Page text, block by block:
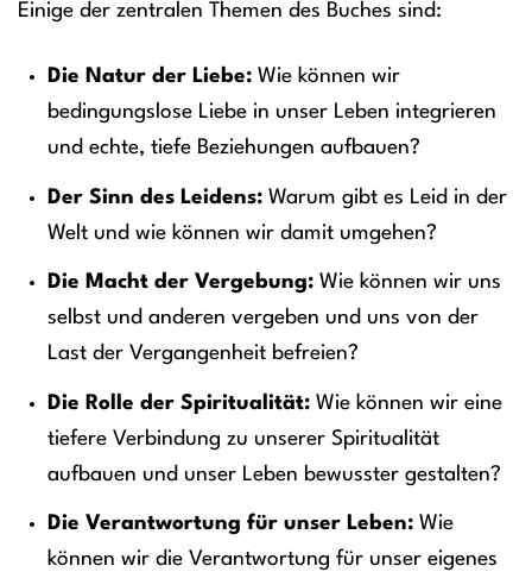
Einige der zentralen Themen des Buches sind:
Die Natur der Liebe:Wie können wir
bedingungslose Liebe in unser Leben integrieren
und echte, tiefe Beziehungen aufbauen?
Der Sinn des Leidens:Warum gibt es Leid in der
Welt und wie können wir damit umgehen?
Die Macht der Vergebung:Wie können wir uns
selbst und anderen vergeben und uns von der
Last der Vergangenheit befreien?
Die Rolle der Spiritualität:Wie können wir eine
tiefere Verbindung zu unserer Spiritualität
aufbauen und unser Leben bewusster gestalten?
Die Verantwortung für unser Leben:Wie
können wir die Verantwortung für unser eigenes